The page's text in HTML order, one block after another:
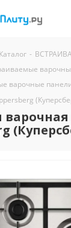
Каталог -
варочные